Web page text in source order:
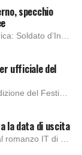
specchio
Rivedere nel 2026 Capitan America: Soldato d’Inverno, fa notare elementi delle democrazie moderne attuali che presentano un impatto diretto con il pubblico e il richiamo della forza di volontà e il pensiero critico del singolo. Captain America: Soldato d’Inverno (Captain America: The Winter Soldier nella versione originale) è il secondo film del supereroe della Marvel […]
ufficiale del
Presentato in concorso all’82° edizione del Festival del Cinema di Venezia, con l’impeccabile interpretazione di Oscar Isaac, Jacob Elordi, Mia Goth e Christoph Waltz, è stato pubblicato il trailer finale della nuova trasposizione cinematografica di Frankenstein firmata dal regista Guillermo del Toro. Sarà disponibile in anteprima nei cinema selezionati dal 22 ottobre e sulla piattaforma […]
la data di uscita
L’attesissima serie tratta dalla dal romanzo IT di Stephen King, arriverà anche in Italia, molto prima del previsto, dato che nei giorni precedenti HBO Max ha rivelato la data di uscita negli Stati Uniti, è giunto il momento anche per l’Italia. La nuova serie drammatica creata dal regista Andy Muschietti, basata sul romanzo best seller […]